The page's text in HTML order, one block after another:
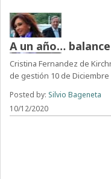
A un año… balance
Cristina Fernandez de
de gestión 10 de Diciembre
Posted by: Silvio Bageneta
10/12/2020